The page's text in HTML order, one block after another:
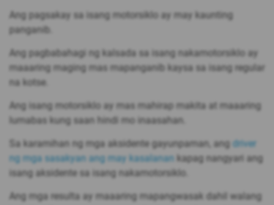
Ang pagsakay sa isang motorsiklo ay may kaunting
panganib.
Ang pagbabahagi ng kalsada sa isang nakamotorsiklo ay
maaaring maging mas mapanganib kaysa sa isang regular
na kotse.
Ang isang motorsiklo ay mas mahirap makita at maaaring
lumabas kung saan hindi mo inaasahan.
Sa karamihan ng mga aksidente gayunpaman, ang driver
ng mga sasakyan ang may kasalanan kapag nangyari ang
isang aksidente sa isang nakamotorsiklo.
Ang mga resulta ay maaaring mapangwasak dahil walang